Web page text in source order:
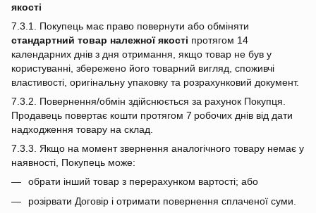
якості
7.3.1. Покупець має право повернути або обміняти
стандартний товар належної якості протягом 14
календарних днів з дня отримання, якщо товар не був у
користуванні, збережено його товарний вигляд, споживчі
властивості, оригінальну упаковку та розрахунковий документ.
7.3.2. Повернення/обмін здійснюється за рахунок Покупця.
Продавець повертає кошти протягом 7 робочих днів від дати
надходження товару на склад.
7.3.3. Якщо на момент звернення аналогічного товару немає у
наявності, Покупець може:
обрати інший товар з перерахунком вартості; або
розірвати Договір і отримати повернення сплаченої суми.